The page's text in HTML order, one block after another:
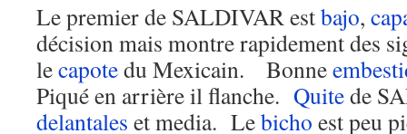
Le premier de SALDIVAR estbajo,
décision mais montre rapidement des
lecapotedu Mexicain. Bonne
Piqué en arrière il flanche. Quitede
delantales et media. Lebicho est peu